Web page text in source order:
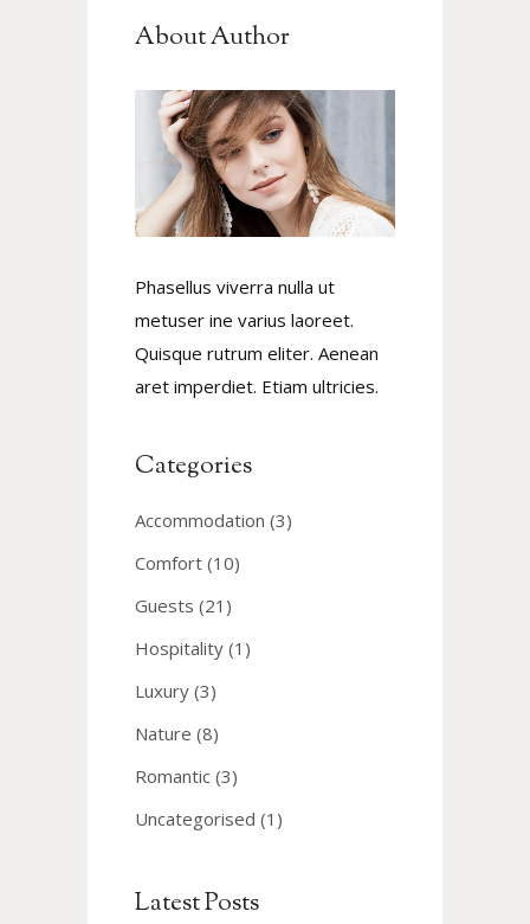
About Author
Phasellus viverra nulla ut
metuser ine varius laoreet.
Quisque rutrum eliter. Aenean
aret imperdiet. Etiam ultricies.
Categories
Accommodation (3)
Comfort (10)
Guests (21)
Hospitality (1)
Luxury (3)
Nature (8)
Romantic (3)
Uncategorised (1)
Latest Posts